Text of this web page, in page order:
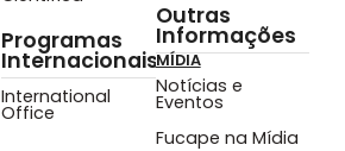
Programas
Internacionais
International
Office
Outras
Informações
MÍDIA
Notícias e
Eventos
Fucape na Mídia